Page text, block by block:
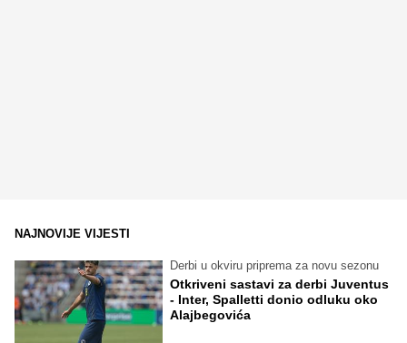
NAJNOVIJE VIJESTI
Derbi u okviru priprema za novu sezonu
Otkriveni sastavi za derbi Juventus
- Inter, Spalletti donio odluku oko
Alajbegovića